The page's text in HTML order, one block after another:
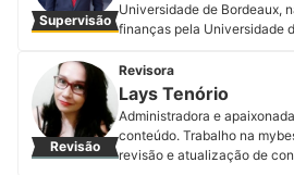
Supervisão
Universidade de Bordeaux,
finanças pela Universidade
atuou em grandes bancos,
também ajudou mais de mil
tomar decisões financeiras
mais de 15 anos no
planejador financeiro e
certificado. É co-autor do
Revisão
Revisora
Lays Tenório
Administradora e
conteúdo. Trabalho na
revisão e atualização de